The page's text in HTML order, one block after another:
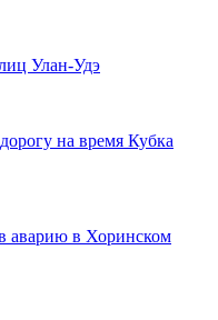
Улан-Удэ
на время Кубка
аварию в Хоринском